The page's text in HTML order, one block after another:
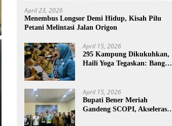
April 23, 2026
Menembus Longsor Demi Hidup, Kisah Pilu
Petani Melintasi Jalan Origon
April 15, 2026
295 Kampung Dikukuhkan,
Haili Yoga Tegaskan: Bangun
April 15, 2026
Bupati Bener Meriah
Gandeng SCOPI, Akselerasi